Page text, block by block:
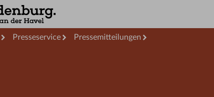
Presseservice Pressemitteilungen